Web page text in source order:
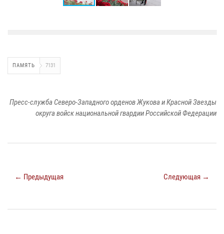
ПАМЯТЬ 7131
Пресс-служба Северо-Западного орденов Жукова и Красной Звезды
округа войск национальной гвардии Российской Федерации
← Предыдущая Следующая →